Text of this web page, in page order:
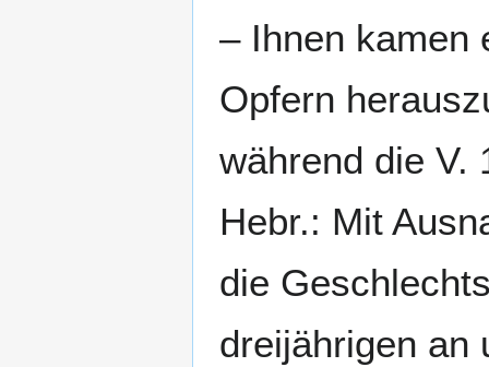
– Ihnen kamen
Opfern
während die V.
Hebr.: Mit
die
dreijährigen an